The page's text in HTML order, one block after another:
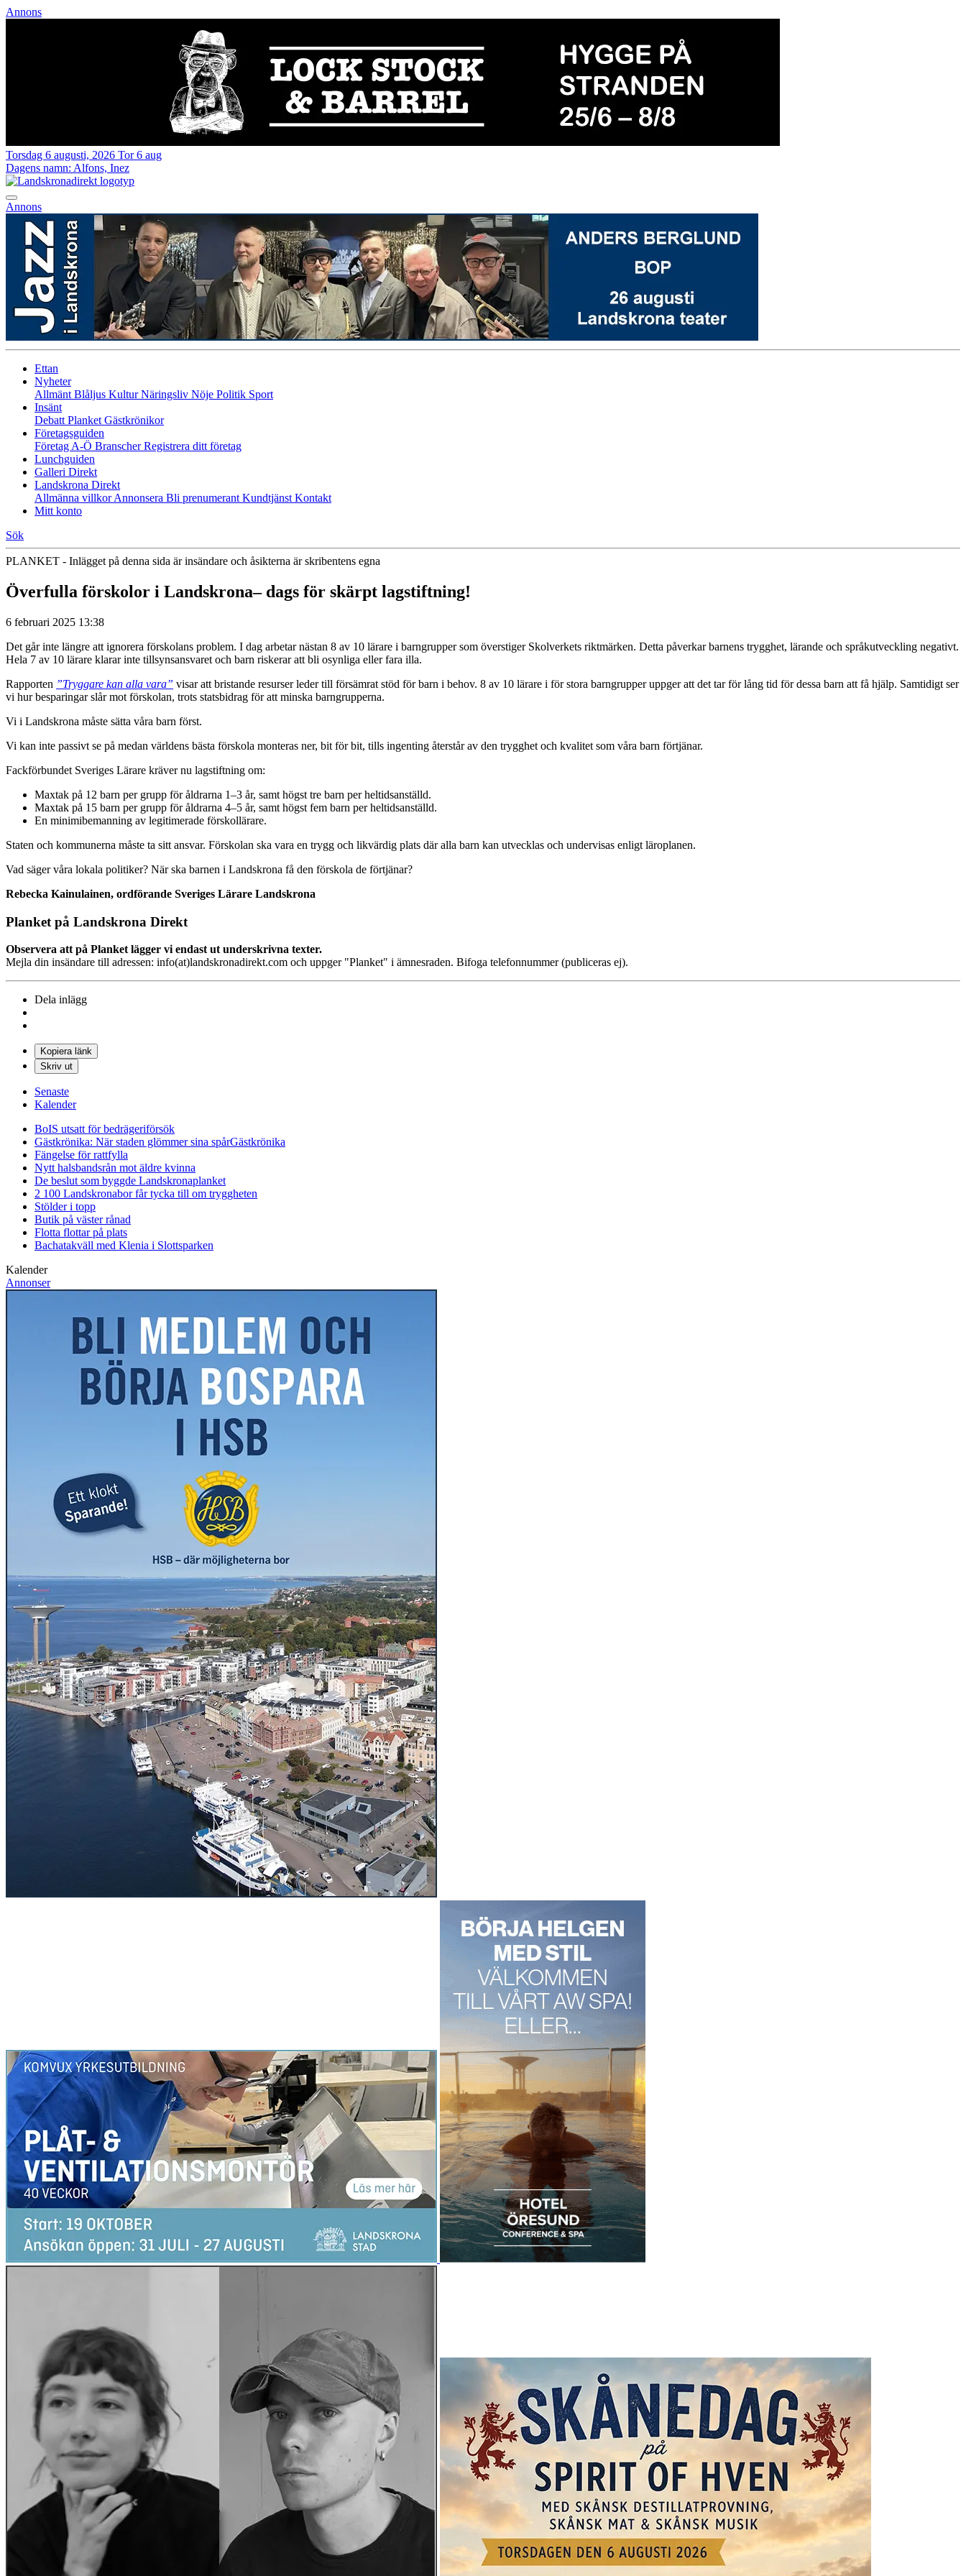
Annons
Torsdag 6 augusti, 2026 Tor 6 aug
Dagens namn: Alfons, Inez
Annons
Ettan
Nyheter
Allmänt Blåljus KulturNäringsliv Nöje Politik Sport
Insänt
Debatt Planket Gästkrönikor
Företagsguiden
Företag A-Ö BranscherRegistrera ditt företag
Lunchguiden
Galleri Direkt
Landskrona Direkt
Allmänna villkorAnnonsera Bli prenumerant Kundtjänst Kontakt
Mitt konto
Sök
PLANKET - Inlägget på denna sida är insändare och åsikterna är skribentens egna
Överfulla förskolor i Landskrona– dags för skärpt lagstiftning!
6 februari 2025 13:38
Det går inte längre att ignorera förskolans problem. I dag arbetar nästan 8 av 10 lärare i barngrupper som överstiger Skolverkets riktmärken. Detta påverkar barnens trygghet, lärande och språkutveckling negativt.
Hela 7 av 10 lärare klarar inte tillsynsansvaret och barn riskerar att bli osynliga eller fara illa.
Rapporten ”Tryggare kan alla vara” visar att bristande resurser leder till försämrat stöd för barn i behov. 8 av 10 lärare i för stora barngrupper uppger att det tar för lång tid för dessa barn att få hjälp. Samtidigt ser
vi hur besparingar slår mot förskolan, trots statsbidrag för att minska barngrupperna.
Vi i Landskrona måste sätta våra barn först.
Vi kan inte passivt se på medan världens bästa förskola monteras ner, bit för bit, tills ingenting återstår av den trygghet och kvalitet som våra barn förtjänar.
Fackförbundet Sveriges Lärare kräver nu lagstiftning om:
Maxtak på 12 barn per grupp för åldrarna 1–3 år, samt högst tre barn per heltidsanställd.
Maxtak på 15 barn per grupp för åldrarna 4–5 år, samt högst fem barn per heltidsanställd.
En minimibemanning av legitimerade förskollärare.
Staten och kommunerna måste ta sitt ansvar. Förskolan ska vara en trygg och likvärdig plats där alla barn kan utvecklas och undervisas enligt läroplanen.
Vad säger våra lokala politiker? När ska barnen i Landskrona få den förskola de förtjänar?
Rebecka Kainulainen, ordförande Sveriges Lärare Landskrona
Planket på Landskrona Direkt
Observera att på Planket lägger vi endast ut underskrivna texter.
Mejla din insändare till adressen: info(at)landskronadirekt.com och uppger "Planket" i ämnesraden. Bifoga telefonnummer (publiceras ej).
Dela inlägg
Kopiera länk
Skriv ut
Senaste
Kalender
BoIS utsatt för bedrägeriförsök
Gästkrönika: När staden glömmer sina spårGästkrönika
Fängelse för rattfylla
Nytt halsbandsrån mot äldre kvinna
De beslut som byggde Landskronaplanket
2 100 Landskronabor får tycka till om tryggheten
Stölder i topp
Butik på väster rånad
Flotta flottar på plats
Bachatakväll med Klenia i Slottsparken
Kalender
Annonser